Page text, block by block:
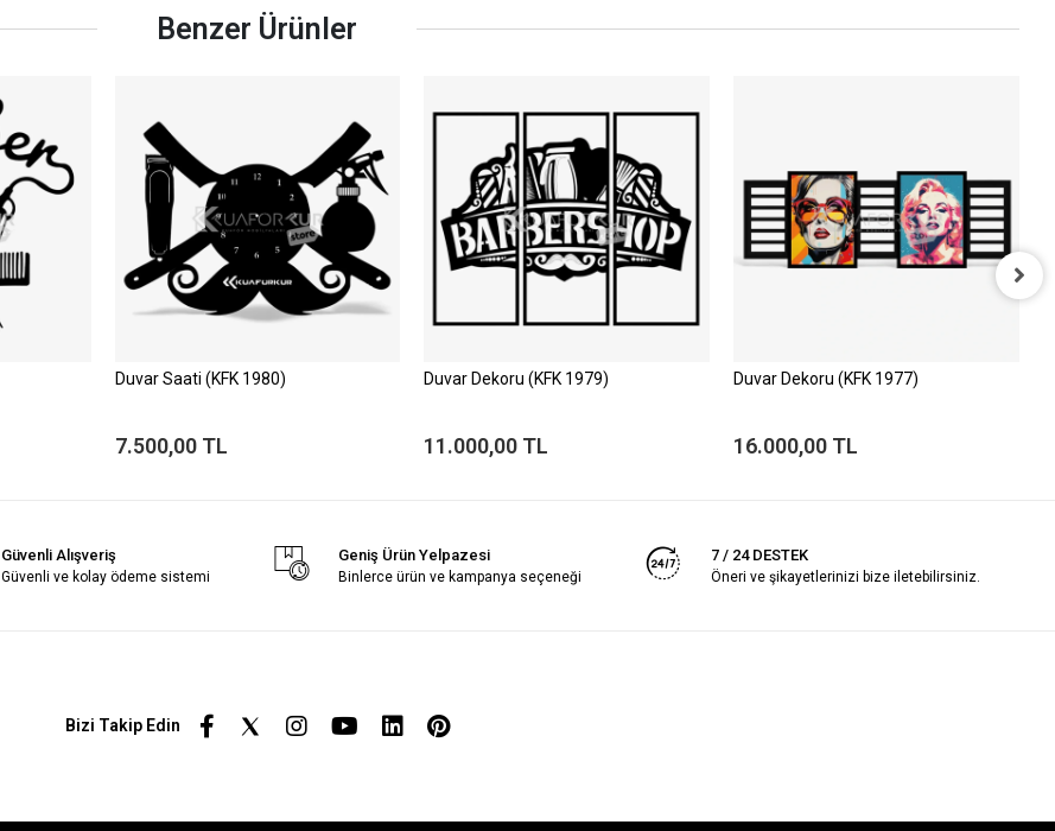
Benzer Ürünler
Duvar Saati (KFK 1980)
7.500,00 TL
Duvar Dekoru (KFK 1979)
11.000,00 TL
Duvar Dekoru (KFK 1977)
16.000,00 TL
Güvenli Alışveriş
Güvenli ve kolay ödeme sistemi
Geniş Ürün Yelpazesi
Binlerce ürün ve kampanya seçeneği
7 / 24 DESTEK
Öneri ve şikayetlerinizi bize iletebilirsiniz.
Bizi Takip Edin